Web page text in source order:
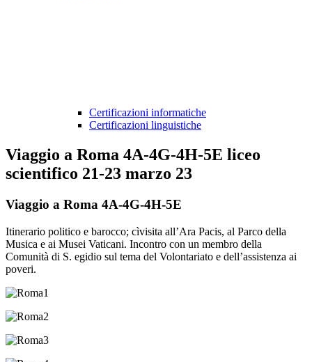
Certificazioni informatiche
Certificazioni linguistiche
Viaggio a Roma 4A-4G-4H-5E liceo
scientifico 21-23 marzo 23
Viaggio a Roma 4A-4G-4H-5E
Itinerario politico e barocco; cìvisita all’Ara Pacis, al Parco della
Musica e ai Musei Vaticani. Incontro con un membro della
Comunità di S. egidio sul tema del Volontariato e dell’assistenza ai
poveri.